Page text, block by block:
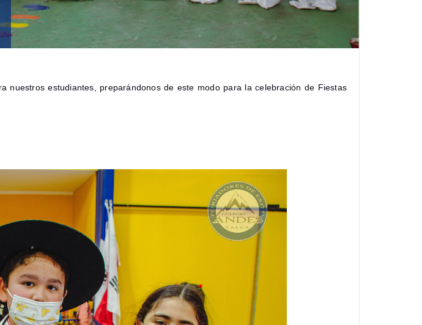
nuestros estudiantes, preparándonos de este modo para la celebración de Fiestas